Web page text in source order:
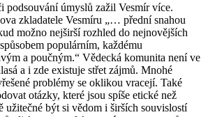
podsouvání úmyslů zažil Vesmír více.
zkladatele Vesmíru „… přední snahou
možno nejširší rozhled do nejnovějších
populárním, každému
a poučným.“ Vědecká komunita není ve
a i zde existuje střet zájmů. Mnohé
problémy se oklikou vracejí. Také
otázky, které jsou spíše etické než
užitečné být si vědom i širších souvislostí